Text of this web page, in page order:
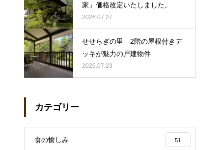
家」価格改定いたしました。
2026.07.27
せせらぎの里 2階の屋根付きデ
ッキが魅力の戸建物件
2026.07.23
カテゴリー
食の愉しみ 51